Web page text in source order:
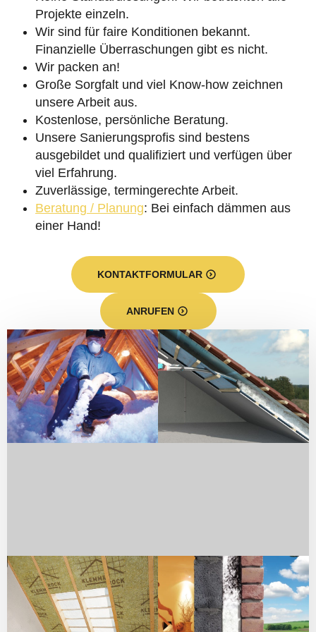
Projekte einzeln.
Wir sind für faire Konditionen bekannt.
Finanzielle Überraschungen gibt es nicht.
Wir packen an!
Große Sorgfalt und viel Know-how zeichnen
unsere Arbeit aus.
Kostenlose, persönliche Beratung.
Unsere Sanierungsprofis sind bestens
ausgebildet und qualifiziert und verfügen über
viel Erfahrung.
Zuverlässige, termingerechte Arbeit.
Beratung / Planung: Bei einfach dämmen aus
einer Hand!
KONTAKTFORMULAR
ANRUFEN